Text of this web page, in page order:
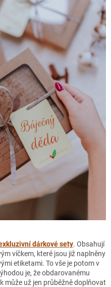
dárkové sety. Obsahují
víčkem, které jsou již naplněny
etiketami. To vše je potom v
je, že obdarovanému
může už jen průběžně doplňovat